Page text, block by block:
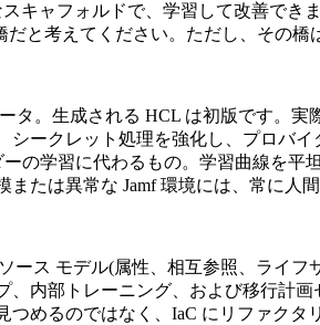
キャフォルドで、学習して改善でき
と考えてください。ただし、その橋
タ。生成される HCL は初版です。
シークレット処理を強化し、プロバ
ーの学習に代わるもの。学習曲線を平
たは異常な Jamf 環境には、常に人
ース モデル(属性、相互参照、ライ
内部トレーニング、および移行計画
つめるのではなく、IaC にリファクタ